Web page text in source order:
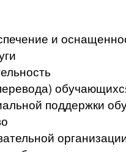
и
поддержки